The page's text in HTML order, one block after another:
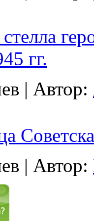
гг.
| Автор:
| Автор: